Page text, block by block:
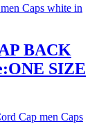
BACK
SIZE